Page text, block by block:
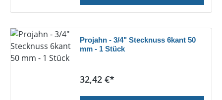
Projahn - 3/4" Stecknuss 6kant 50
mm - 1 Stück
Regulärer Preis:
32,42 €*